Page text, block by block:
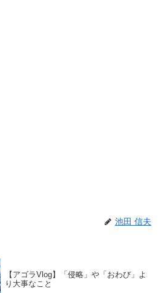
池田 信夫
【アゴラVlog】「侵略」や「おわび」よ
り大事なこと